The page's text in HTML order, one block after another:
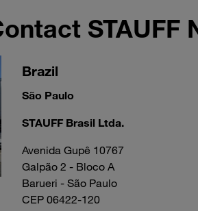
STAUFF
Brazil
São Paulo
STAUFF Brasil Ltda.
Avenida Gupê 10767
Galpão 2 - Bloco A
Barueri - São Paulo
CEP 06422-120